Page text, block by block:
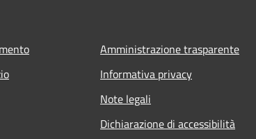
Amministrazione trasparente
Informativa privacy
Note legali
Dichiarazione di accessibilità